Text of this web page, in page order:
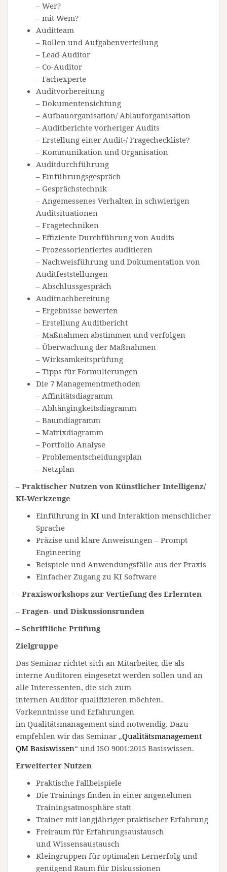
– Wer?
– mit Wem?
Auditteam
– Rollen und Aufgabenverteilung
– Lead-Auditor
– Co-Auditor
– Fachexperte
Auditvorbereitung
– Dokumentensichtung
– Aufbauorganisation/ Ablauforganisation
– Auditberichte vorheriger Audits
– Erstellung einer Audit-/ Fragecheckliste?
– Kommunikation und Organisation
Auditdurchführung
– Einführungsgespräch
– Gesprächstechnik
– Angemessenes Verhalten in schwierigen
Auditsituationen
– Fragetechniken
– Effiziente Durchführung von Audits
– Prozessorientiertes auditieren
– Nachweisführung und Dokumentation von
Auditfeststellungen
– Abschlussgespräch
Auditnachbereitung
– Ergebnisse bewerten
– Erstellung Auditbericht
– Maßnahmen abstimmen und verfolgen
– Überwachung der Maßnahmen
– Wirksamkeitsprüfung
– Tipps für Formulierungen
Die 7 Managementmethoden
– Affinitätsdiagramm
– Abhängingkeitsdiagramm
– Baumdiagramm
– Matrixdiagramm
– Portfolio Analyse
– Problementscheidungsplan
– Netzplan
– Praktischer Nutzen von Künstlicher Intelligenz/
KI-Werkzeuge
Einführung in KI und Interaktion menschlicher
Sprache
Präzise und klare Anweisungen – Prompt
Engineering
Beispiele und Anwendungsfälle aus der Praxis
Einfacher Zugang zu KI Software
– Praxisworkshops zur Vertiefung des Erlernten
– Fragen- und Diskussionsrunden
– Schriftliche Prüfung
Zielgruppe
Das Seminar richtet sich an Mitarbeiter, die als
interne Auditoren eingesetzt werden sollen und an
alle Interessenten, die sich zum
internen Auditor qualifizieren möchten.
Vorkenntnisse und Erfahrungen
im Qualitätsmanagement sind notwendig. Dazu
empfehlen wir das Seminar „Qualitätsmanagement
QM Basiswissen“ und ISO 9001:2015 Basiswissen.
Erweiterter Nutzen
Praktische Fallbeispiele
Die Trainings finden in einer angenehmen
Trainingsatmosphäre statt
Trainer mit langjähriger praktischer Erfahrung
Freiraum für Erfahrungsaustausch
und Wissensaustausch
Kleingruppen für optimalen Lernerfolg und
genügend Raum für Diskussionen